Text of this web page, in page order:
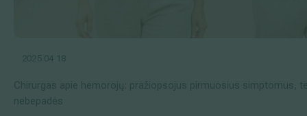
2025 04 18
Chirurgas apie hemorojų: pražiopsojus pirmuosius simptomus,
nebepadės